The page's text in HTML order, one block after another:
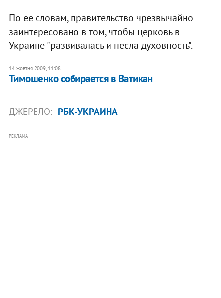
По ее словам, правительство чрезвычайно
заинтересовано в том, чтобы церковь в
Украине "развивалась и несла духовность".
14 жовтня 2009, 11:08
Тимошенко собирается в Ватикан
ДЖЕРЕЛО: РБК-УКРАИНА
РЕКЛАМА